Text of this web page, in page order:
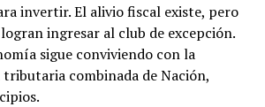
invertir. El alivio fiscal existe, pero
ingresar al club de excepción.
sigue conviviendo con la
combinada de Nación,